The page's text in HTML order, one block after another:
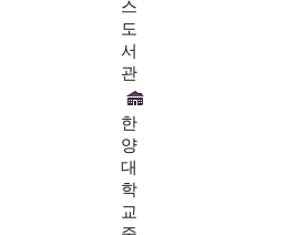
스
도
서
관
한
양
대
학
교